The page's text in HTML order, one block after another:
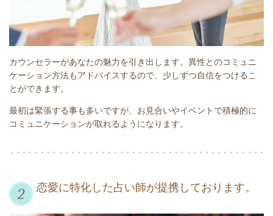
カウンセラーがあなたの魅力を引き出します。異性とのコミュニ
ケーション方法もアドバイスするので、少しずつ自信をつけるこ
とができます。
最初は緊張する事も多いですが、お見合いやイベントで積極的に
コミュニケーションが取れるようになります。
恋愛に特化した占い師が提携しております。